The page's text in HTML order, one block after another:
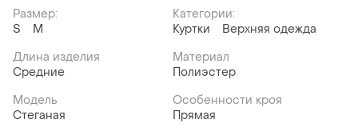
Размер:
S
M
Категории:
Куртки
Верхняя одежда
Длина изделия
Средние
Материал
Полиэстер
Модель
Стеганая
Особенности кроя
Прямая